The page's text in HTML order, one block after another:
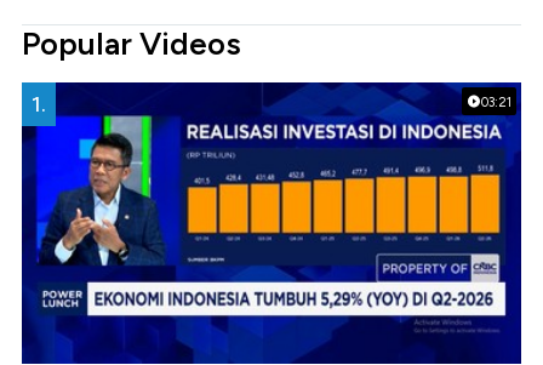
Popular Videos
03:21
1.